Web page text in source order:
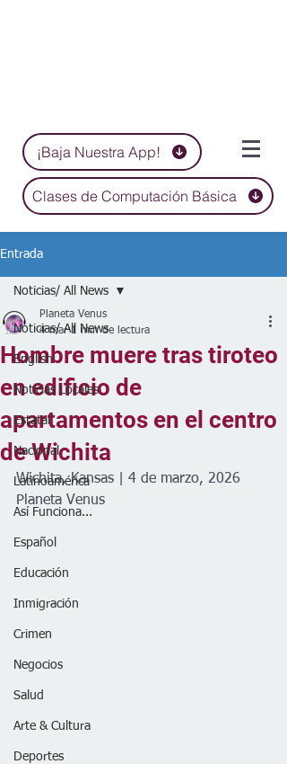
¡Baja Nuestra App!
Clases de Computación Básica
Entrada
Noticias/ All News
English
Noticias Locales
Estatal
Nacional
Latinoamérica
Así Funciona...
Español
Educación
Inmigración
Crimen
Negocios
Salud
Arte & Cultura
Deportes
Noticias/ All News
Hombre muere tras tiroteo
en edificio de
apartamentos en el centro
de Wichita
Planeta Venus
4 mar 1 min de lectura
Wichita, Kansas | 4 de marzo, 2026
Planeta Venus